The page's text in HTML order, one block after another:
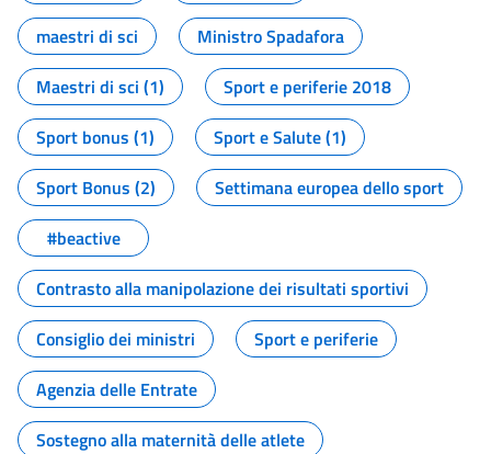
maestri di sci
Ministro Spadafora
Maestri di sci (1)
Sport e periferie 2018
Sport bonus (1)
Sport e Salute (1)
Sport Bonus (2)
Settimana europea dello sport
#beactive
Contrasto alla manipolazione dei risultati sportivi
Consiglio dei ministri
Sport e periferie
Agenzia delle Entrate
Sostegno alla maternità delle atlete